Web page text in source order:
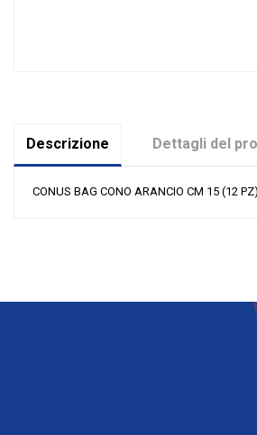
Descrizione Dettagli del
CONUS BAG CONO ARANCIO CM 15 (12 PZ)
Categoria Prodotto